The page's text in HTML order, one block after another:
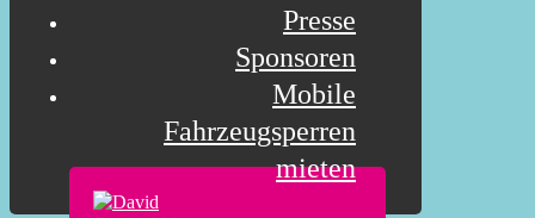
Presse
Sponsoren
Mobile
Fahrzeugsperren
mieten